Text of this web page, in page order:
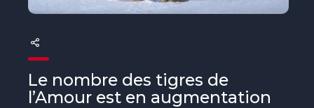
Human - Wildlife Initiative
Le nombre des tigres de
l’Amour est en augmentation